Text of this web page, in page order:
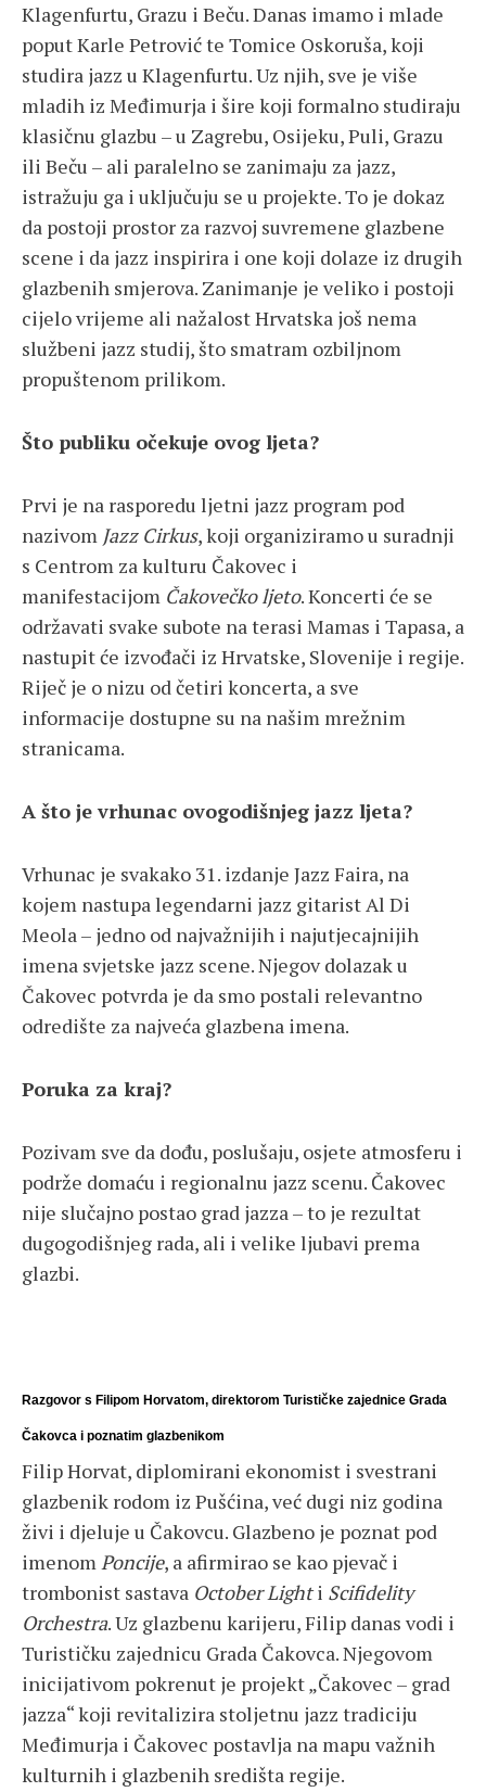
Klagenfurtu, Grazu i Beču. Danas imamo i mlade
poput Karle Petrović te Tomice Oskoruša, koji
studira jazz u Klagenfurtu. Uz njih, sve je više
mladih iz Međimurja i šire koji formalno studiraju
klasičnu glazbu – u Zagrebu, Osijeku, Puli, Grazu
ili Beču – ali paralelno se zanimaju za jazz,
istražuju ga i uključuju se u projekte. To je dokaz
da postoji prostor za razvoj suvremene glazbene
scene i da jazz inspirira i one koji dolaze iz drugih
glazbenih smjerova. Zanimanje je veliko i postoji
cijelo vrijeme ali nažalost Hrvatska još nema
službeni jazz studij, što smatram ozbiljnom
propuštenom prilikom.
Što publiku očekuje ovog ljeta?
Prvi je na rasporedu ljetni jazz program pod
nazivom Jazz Cirkus, koji organiziramo u suradnji
s Centrom za kulturu Čakovec i
manifestacijom Čakovečko ljeto. Koncerti će se
održavati svake subote na terasi Mamas i Tapasa, a
nastupit će izvođači iz Hrvatske, Slovenije i regije.
Riječ je o nizu od četiri koncerta, a sve
informacije dostupne su na našim mrežnim
stranicama.
A što je vrhunac ovogodišnjeg jazz ljeta?
Vrhunac je svakako 31. izdanje Jazz Faira, na
kojem nastupa legendarni jazz gitarist Al Di
Meola – jedno od najvažnijih i najutjecajnijih
imena svjetske jazz scene. Njegov dolazak u
Čakovec potvrda je da smo postali relevantno
odredište za najveća glazbena imena.
Poruka za kraj?
Pozivam sve da dođu, poslušaju, osjete atmosferu i
podrže domaću i regionalnu jazz scenu. Čakovec
nije slučajno postao grad jazza – to je rezultat
dugogodišnjeg rada, ali i velike ljubavi prema
glazbi.
Razgovor s Filipom Horvatom, direktorom Turističke zajednice Grada
Čakovca i poznatim glazbenikom
Filip Horvat, diplomirani ekonomist i svestrani
glazbenik rodom iz Pušćina, već dugi niz godina
živi i djeluje u Čakovcu. Glazbeno je poznat pod
imenomPoncije, a afirmirao se kao pjevač i
trombonist sastava October Lighti Scifidelity
Orchestra. Uz glazbenu karijeru, Filip danas vodi i
Turističku zajednicu Grada Čakovca. Njegovom
inicijativom pokrenut je projekt „Čakovec – grad
jazza“ koji revitalizira stoljetnu jazz tradiciju
Međimurja i Čakovec postavlja na mapu važnih
kulturnih i glazbenih središta regije.